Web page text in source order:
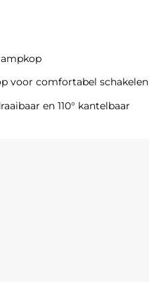
voor comfortabel schakelen
en 110° kantelbaar